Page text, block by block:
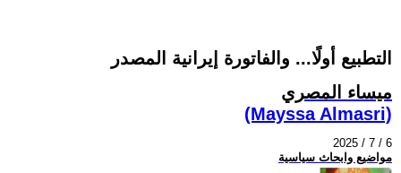
التطبيع أولًا... والفاتورة إيرانية المصدر
ميساء المصري
(Mayssa Almasri)
2025 / 7 / 6
مواضيع وابحاث سياسية